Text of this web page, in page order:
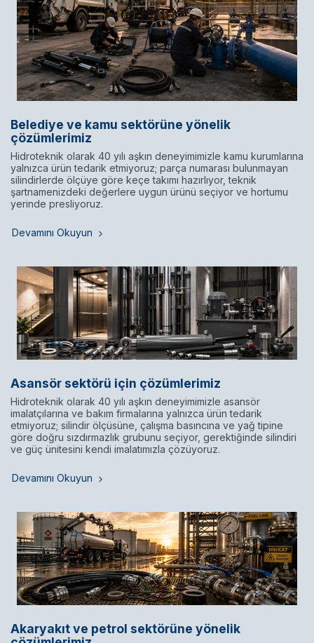
Belediye ve kamu sektörüne yönelik
çözümlerimiz
Hidroteknik olarak 40 yılı aşkın deneyimimizle kamu kurumlarına
yalnızca ürün tedarik etmiyoruz; parça numarası bulunmayan
silindirlerde ölçüye göre keçe takımı hazırlıyor, teknik
şartnamenizdeki değerlere uygun ürünü seçiyor ve hortumu
yerinde presliyoruz.
Devamını Okuyun
Asansör sektörü için çözümlerimiz
Hidroteknik olarak 40 yılı aşkın deneyimimizle asansör
imalatçılarına ve bakım firmalarına yalnızca ürün tedarik
etmiyoruz; silindir ölçüsüne, çalışma basıncına ve yağ tipine
göre doğru sızdırmazlık grubunu seçiyor, gerektiğinde silindiri
ve güç ünitesini kendi imalatımızla çözüyoruz.
Devamını Okuyun
Akaryakıt ve petrol sektörüne yönelik